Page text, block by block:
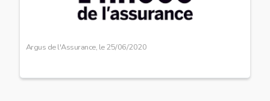
Argus de l'Assurance, le25/06/2020